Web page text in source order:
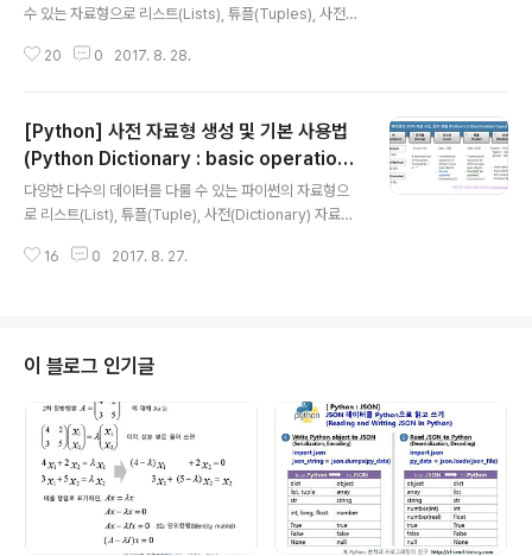
수 있는 자료형으로 리스트(Lists), 튜플(Tuples), 사전(D
hon Dictionary) 자료형의 생성, 삭제, 기본 연산자에 대
in functions and methods)에 대해서 알아보겠습니다.
사전 자료형은 키와 값의 쌍(pair of Key and Value)으
로 이루어져 있는 형태에 맞게 이에 특화된 메소드들이 있
습니다. [ 파이썬 사전 자료형의 내장 함수 및 메소드 (Pyt
hon Dictionary built-in functions an..
20 0 2017. 8. 28.
[Python] 사전 자료형 생성 및 기본 사용법
(Python Dictionary : basic operation
s, access, delete)
다양한 다수의 데이터를 다룰 수 있는 파이썬의 자료형으
로 리스트(List), 튜플(Tuple), 사전(Dictionary) 자료형
팅에서 소개를 했구요, 이번 포스팅에서는 마지막으로 사
y) : 값(Value)} 이 콜론( :, colon)으로 구분이 되어서 쌍
(pair)을 이루고 있고, 중괄호( { }, curly braces)로 싸여
져 있는 자료형입니다. 사전(Dictionary) 자료형의 키(Ke
y)는 튜플처럼 변경 불가능(immutable)하고 유일한 값
(u..
16 0 2017. 8. 27.
이 블로그 인기글